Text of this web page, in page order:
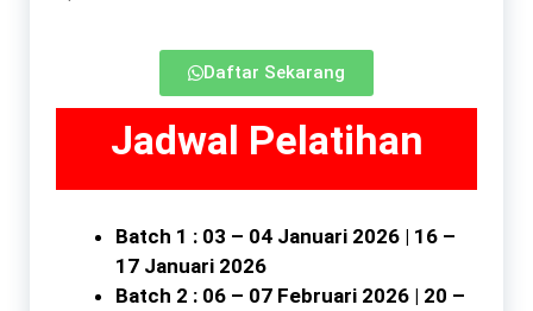
Daftar Sekarang
Jadwal Pelatihan
Batch 1 : 03 – 04 Januari 2026 | 16 –
17 Januari 2026
Batch 2 : 06 – 07 Februari 2026 | 20 –